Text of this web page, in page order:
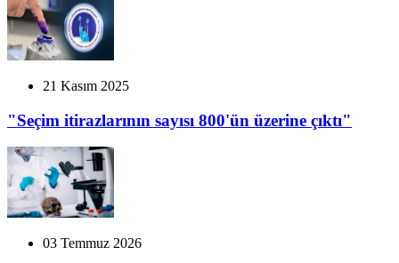
21 Kasım 2025
"Seçim itirazlarının sayısı 800'ün üzerine çıktı"
03 Temmuz 2026